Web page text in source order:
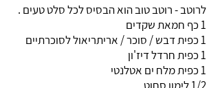
לרוטב - רוטב טוב הוא הבסיס לכל סלט טעים .
1 כף חמאת שקדים
1 כפית דבש / סוכר / אריתריאול לסוכרתיים
1 כפית חרדל דיז'ון
1 כפית מלח ים אטלנטי